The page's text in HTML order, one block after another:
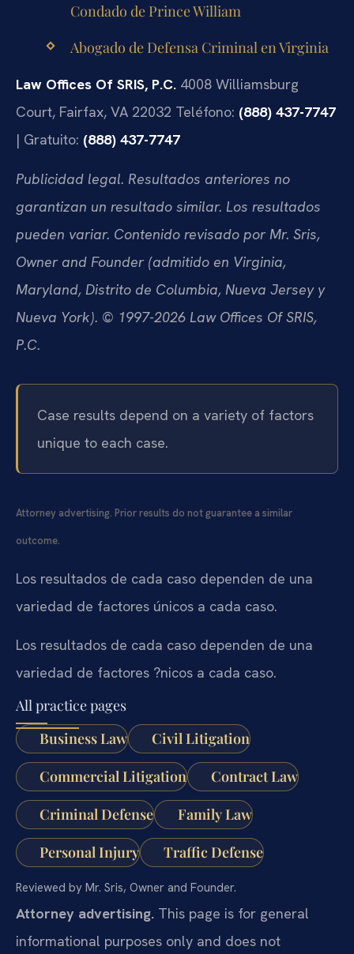
Condado de Prince William
Abogado de Defensa Criminal en Virginia
Law Offices Of SRIS, P.C. 4008 Williamsburg
Court, Fairfax, VA 22032 Teléfono: (888) 437-7747
| Gratuito: (888) 437-7747
Publicidad legal. Resultados anteriores no
garantizan un resultado similar. Los resultados
pueden variar. Contenido revisado por Mr. Sris,
Owner and Founder (admitido en Virginia,
Maryland, Distrito de Columbia, Nueva Jersey y
Nueva York). © 1997-2026 Law Offices Of SRIS,
P.C.
Case results depend on a variety of factors
unique to each case.
Attorney advertising. Prior results do not guarantee a similar
outcome.
Los resultados de cada caso dependen de una
variedad de factores únicos a cada caso.
Los resultados de cada caso dependen de una
variedad de factores ?nicos a cada caso.
All practice pages
Business Law
Civil Litigation
Commercial Litigation Contract Law
Criminal Defense Family Law
Personal Injury Traffic Defense
Reviewed by Mr. Sris, Owner and Founder.
Attorney advertising. This page is for general
informational purposes only and does not